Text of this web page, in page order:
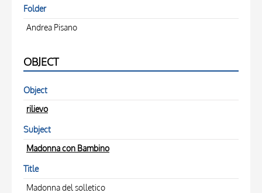
Folder
Andrea Pisano
OBJECT
Object
rilievo
Subject
Madonna con Bambino
Title
Madonna del solletico